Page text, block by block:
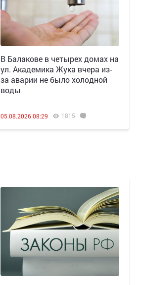
В Балакове в четырех домах на
ул. Академика Жука вчера из-
за аварии не было холодной
воды
05.08.2026 08:29 1815